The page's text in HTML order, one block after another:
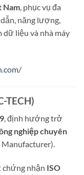
Nam, phục vụ đa
năng lượng,
liệu và nhà máy
TECH)
, định hướng trở
nghiệp chuyên
chứng nhận ISO